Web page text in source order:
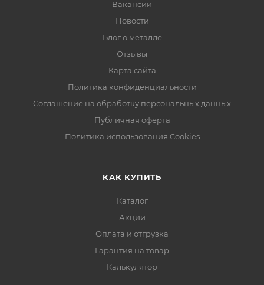
Вакансии
Новости
Блог о металле
Отзывы
Карта сайта
Политика конфиденциальности
Соглашение на обработку персональных данных
Публичная оферта
Политика использования Cookies
КАК КУПИТЬ
Каталог
Акции
Оплата и отгрузка
Гарантия на товар
Калькулятор